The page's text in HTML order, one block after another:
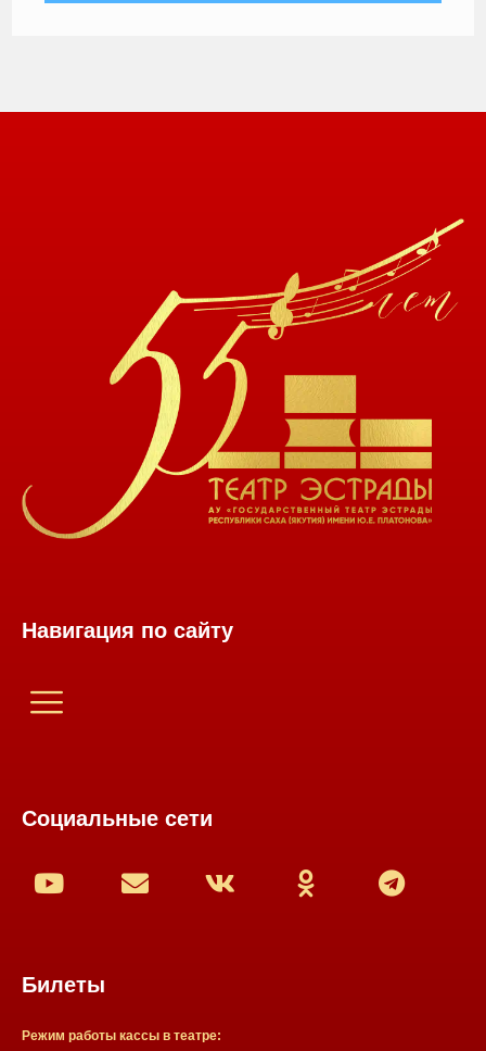
Навигация по сайту
Социальные сети
Билеты
Режим работы кассы в театре: